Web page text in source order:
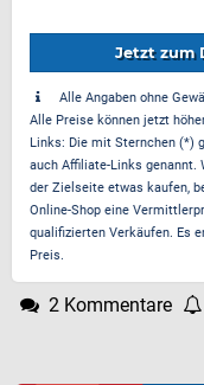
Jetzt zum
Alle Angaben ohne
Alle Preise können jetzt
Links: Die mit Sternchen (*)
auch Affiliate-Links genannt.
der Zielseite etwas kaufen,
Online-Shop eine
qualifizierten Verkäufen. Es
Preis.
2 Kommentare